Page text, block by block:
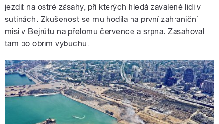
jezdit na ostré zásahy, při kterých hledá zavalené lidi v
sutinách. Zkušenost se mu hodila na první zahraniční
misi v Bejrútu na přelomu července a srpna. Zasahoval
tam po obřím výbuchu.